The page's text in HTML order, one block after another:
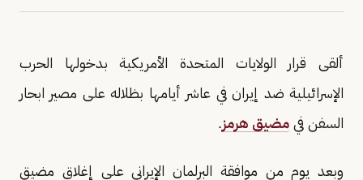
ألقى قرار الولايات المتحدة الأمريكية بدخولها الحرب
الإسرائيلية ضد إيران في عاشر أيامها بظلاله على مصير ابحار
السفن في مضيق هرمز.
وبعد يوم من موافقة البرلمان الإيراني على إغلاق مضيق